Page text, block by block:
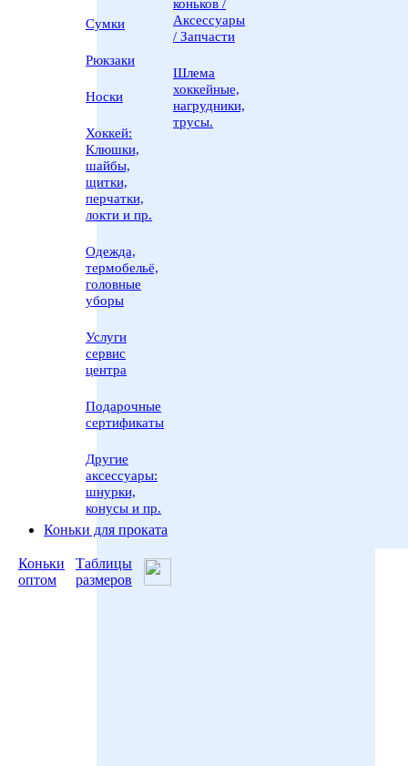
Сумки
Рюкзаки
Носки
Хоккей:
Клюшки,
шайбы,
щитки,
перчатки,
локти и пр.
Одежда,
термобельё,
головные
уборы
Услуги
сервис
центра
Подарочные
сертификаты
Другие
аксессуары:
шнурки,
конусы и пр.
коньков /
Аксессуары
/ Запчасти
Шлема
хоккейные,
нагрудники,
трусы.
Коньки для проката
Коньки
оптом
Таблицы
размеров